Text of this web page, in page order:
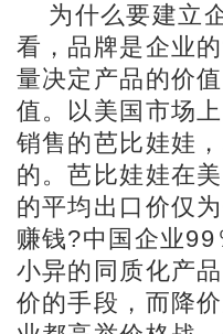
为什么要建立
看，品牌是企业
量决定产品的价
值。以美国市场
销售的芭比娃娃
的。芭比娃娃在
的平均出口价仅
赚钱?中国企业
小异的同质化产
价的手段，而降